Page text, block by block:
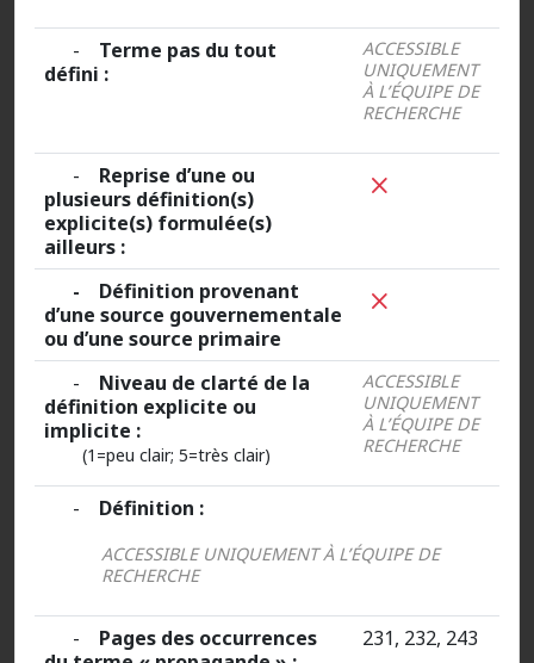
- Terme pas du tout
défini :
ACCESSIBLE
UNIQUEMENT
À L’ÉQUIPE DE
RECHERCHE
- Reprise d’une ou
plusieurs définition(s)
explicite(s) formulée(s)
ailleurs :
- Définition provenant
d’une source gouvernementale
ou d’une source primaire
- Niveau de clarté de la
définition explicite ou
implicite :
(1=peu clair; 5=très clair)
ACCESSIBLE
UNIQUEMENT
À L’ÉQUIPE DE
RECHERCHE
- Définition :
ACCESSIBLE UNIQUEMENT À L’ÉQUIPE DE
RECHERCHE
- Pages des occurrences
231, 232, 243